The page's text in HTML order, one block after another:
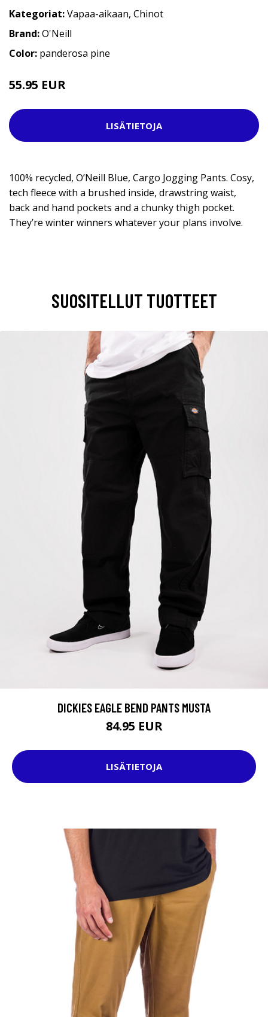
Kategoriat:Vapaa-aikaan, Chinot
Brand:O'Neill
Color: panderosa pine
55.95 EUR
LISÄTIETOJA
100% recycled, O’Neill Blue, Cargo Jogging Pants. Cosy,
tech fleece with a brushed inside, drawstring waist,
back and hand pockets and a chunky thigh pocket.
They’re winter winners whatever your plans involve.
SUOSITELLUT TUOTTEET
DICKIES EAGLE BEND PANTS MUSTA
84.95 EUR
LISÄTIETOJA